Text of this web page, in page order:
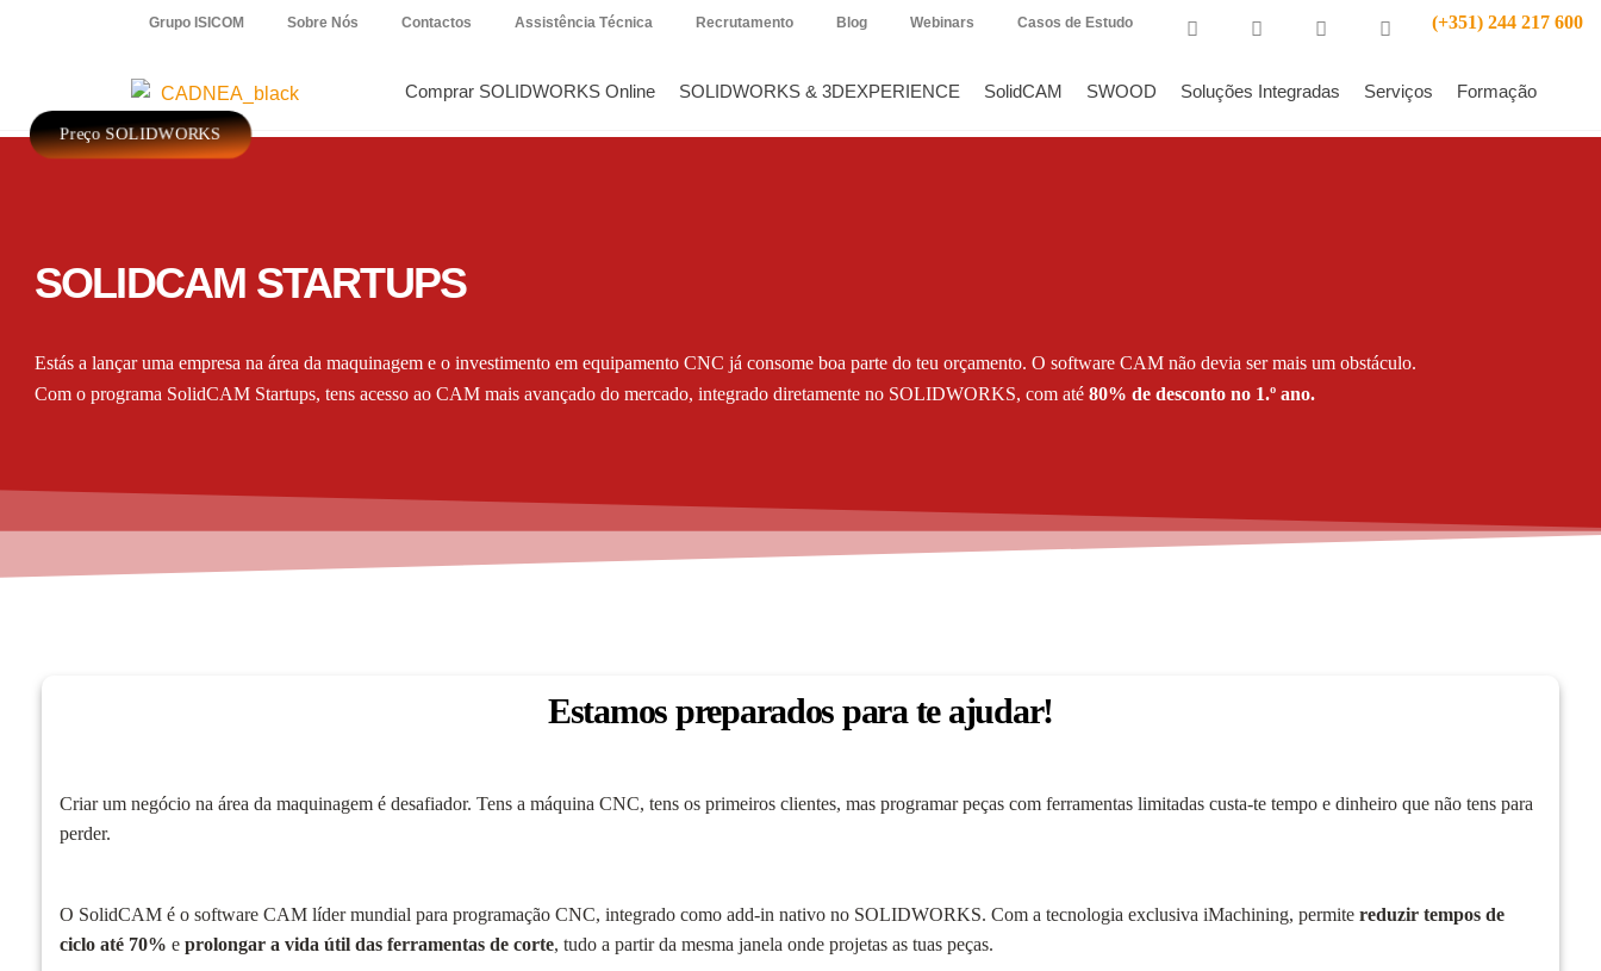
Grupo ISICOM Sobre Nós Contactos Assistência Técnica Recrutamento Blog Webinars Casos de Estudo (+351) 244 217 600
Comprar SOLIDWORKS Online SOLIDWORKS & 3DEXPERIENCE SolidCAM SWOOD Soluções Integradas Serviços Formação
Preço SOLIDWORKS
SOLIDCAM STARTUPS
Estás a lançar uma empresa na área da maquinagem e o investimento em equipamento CNC já consome boa parte do teu orçamento. O software CAM não devia ser mais um obstáculo.
Com o programa SolidCAM Startups, tens acesso ao CAM mais avançado do mercado, integrado diretamente no SOLIDWORKS, com até80% de desconto no 1.º ano.
Estamos preparados para te ajudar!
Criar um negócio na área da maquinagem é desafiador. Tens a máquina CNC, tens os primeiros clientes, mas programar peças com ferramentas limitadas custa-te tempo e dinheiro que não tens para
perder.
O SolidCAM é o software CAM líder mundial para programação CNC, integrado como add-in nativo no SOLIDWORKS. Com a tecnologia exclusiva iMachining, permitereduzir tempos de
ciclo até 70% eprolongar a vida útil das ferramentas de corte, tudo a partir da mesma janela onde projetas as tuas peças.